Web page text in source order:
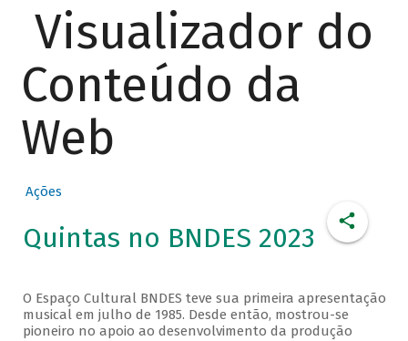
Visualizador do
Conteúdo da
Web
Ações
Quintas no BNDES 2023
O Espaço Cultural BNDES teve sua primeira apresentação
musical em julho de 1985. Desde então, mostrou-se
pioneiro no apoio ao desenvolvimento da produção